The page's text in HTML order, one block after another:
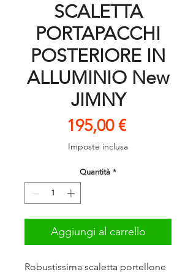
SCALETTA
PORTAPACCHI
POSTERIORE IN
ALLUMINIO New
JIMNY
195,00 €Prezzo
Imposte inclusa
Quantità *
Aggiungi al carrello
Robustissima scaletta portellone